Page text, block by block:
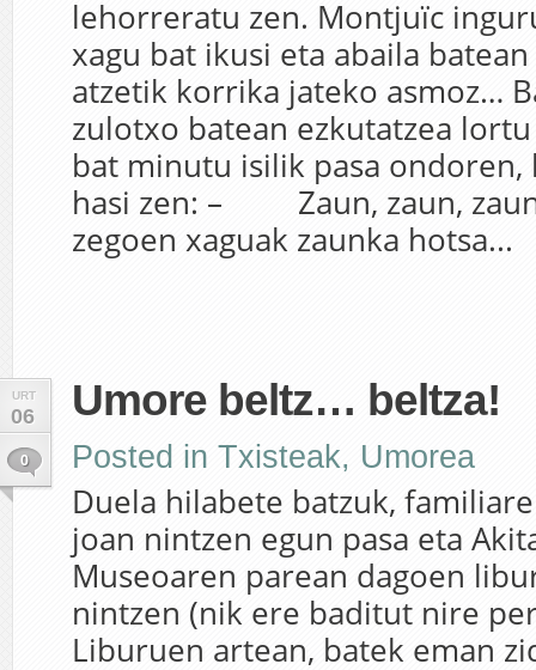
lehorreratu zen. Montjuïc
xagu bat ikusi eta abaila
atzetik korrika jateko asmoz…
zulotxo batean ezkutatzea
bat minutu isilik pasa ondoren,
hasi zen: – Zaun, zaun,
zegoen xaguak zaunka hotsa...
URT
06
0
Umore beltz… beltza!
Posted in Txisteak, Umorea
Duela hilabete batzuk,
joan nintzen egun pasa eta
Museoaren parean dagoen
nintzen (nik ere baditut nire
Liburuen artean, batek eman